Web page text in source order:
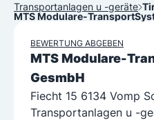
Transportanlagen u -geräte
MTS Modulare-
BEWERTUNG ABGEBEN
MTS Modulare-
GesmbH
Fiecht 15 6134 Vomp
Transportanlagen u -